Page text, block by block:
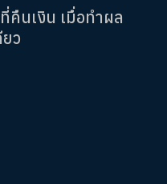
คืนเงิน เมื่อทำผล
ว